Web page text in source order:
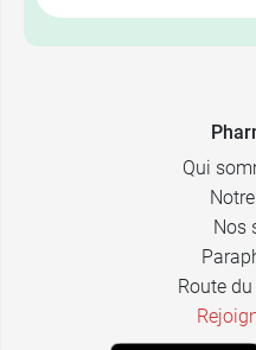
Qui
Nos
Route